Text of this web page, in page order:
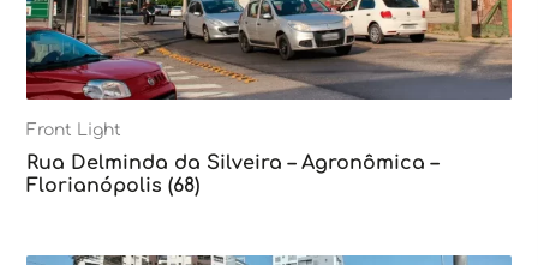
Front Light
Rua Delminda da Silveira – Agronômica –
Florianópolis (68)